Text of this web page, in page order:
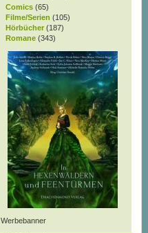
Comics (65)
Filme/Serien (105)
Hörbücher (187)
Romane (343)
Werbebanner